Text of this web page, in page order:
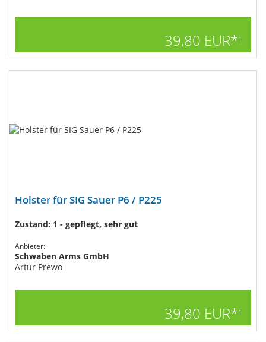
39,80 EUR*1
Holster für SIG Sauer P6 / P225
Zustand: 1 - gepflegt, sehr gut
Anbieter:
Schwaben Arms GmbH
Artur Prewo
39,80 EUR*1